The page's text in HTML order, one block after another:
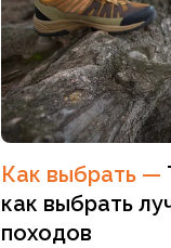
Как выбрать —
как выбрать
походов